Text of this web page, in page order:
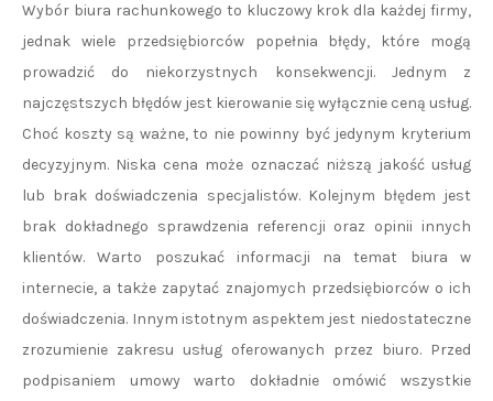
Wybór biura rachunkowego to kluczowy krok dla każdej firmy,
jednak wiele przedsiębiorców popełnia błędy, które mogą
prowadzić do niekorzystnych konsekwencji. Jednym z
najczęstszych błędów jest kierowanie się wyłącznie ceną usług.
Choć koszty są ważne, to nie powinny być jedynym kryterium
decyzyjnym. Niska cena może oznaczać niższą jakość usług
lub brak doświadczenia specjalistów. Kolejnym błędem jest
brak dokładnego sprawdzenia referencji oraz opinii innych
klientów. Warto poszukać informacji na temat biura w
internecie, a także zapytać znajomych przedsiębiorców o ich
doświadczenia. Innym istotnym aspektem jest niedostateczne
zrozumienie zakresu usług oferowanych przez biuro. Przed
podpisaniem umowy warto dokładnie omówić wszystkie